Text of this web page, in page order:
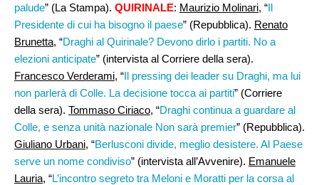
palude” (La Stampa). QUIRINALE: Maurizio Molinari, “Il
Presidente di cui ha bisogno il paese” (Repubblica). Renato
Brunetta, “Draghi al Quirinale? Devono dirlo i partiti. No a
elezioni anticipate” (intervista al Corriere della sera).
Francesco Verderami, “Il pressing dei leader su Draghi, ma lui
non parlerà di Colle. La decisione tocca ai partiti” (Corriere
della sera). Tommaso Ciriaco, “Draghi continua a guardare al
Colle, e senza unità nazionale Non sarà premier” (Repubblica).
Giuliano Urbani, “Berlusconi divide, meglio desistere. Al Paese
serve un nome condiviso” (intervista all’Avvenire). Emanuele
Lauria, “L’incontro segreto tra Meloni e Moratti per la corsa al